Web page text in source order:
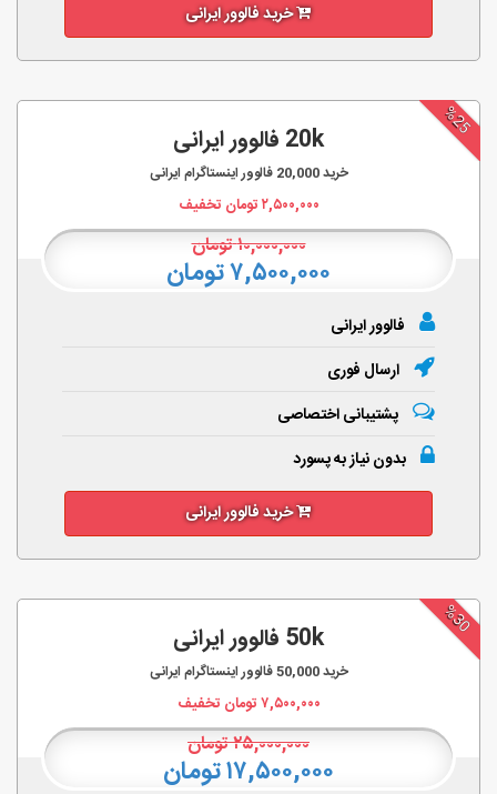
خرید فالوور ایرانی
%25
20k فالوور ایرانی
خرید20,000 فالوور اینستاگرام ایرانی
۲,۵۰۰,۰۰۰تومان تخفیف
۱۰,۰۰۰,۰۰۰تومان
۷,۵۰۰,۰۰۰ تومان
فالوور ایرانی
ارسال فوری
پشتیبانی اختصاصی
بدون نیاز به پسورد
خرید فالوور ایرانی
%30
50k فالوور ایرانی
خرید50,000فالوور اینستاگرام ایرانی
۷,۵۰۰,۰۰۰تومان تخفیف
۲۵,۰۰۰,۰۰۰تومان
۱۷,۵۰۰,۰۰۰ تومان